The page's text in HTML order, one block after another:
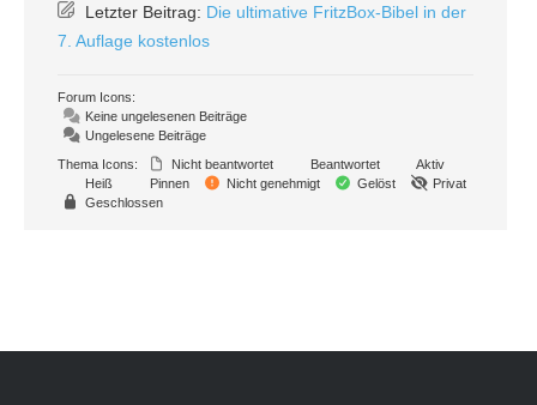
Letzter Beitrag: Die ultimative FritzBox-Bibel in der
7. Auflage kostenlos
Forum Icons:
Keine ungelesenen Beiträge
Ungelesene Beiträge
Thema Icons:
Nicht beantwortet Beantwortet
Aktiv
Heiß
Pinnen Nicht genehmigt Gelöst
Privat
Geschlossen